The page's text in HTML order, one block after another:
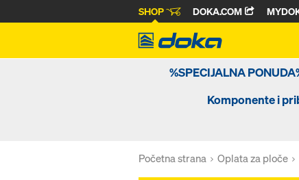
SHOP DOKA.COM
%SPECIJALNA
Komponente i
Početna strana Oplata za ploče